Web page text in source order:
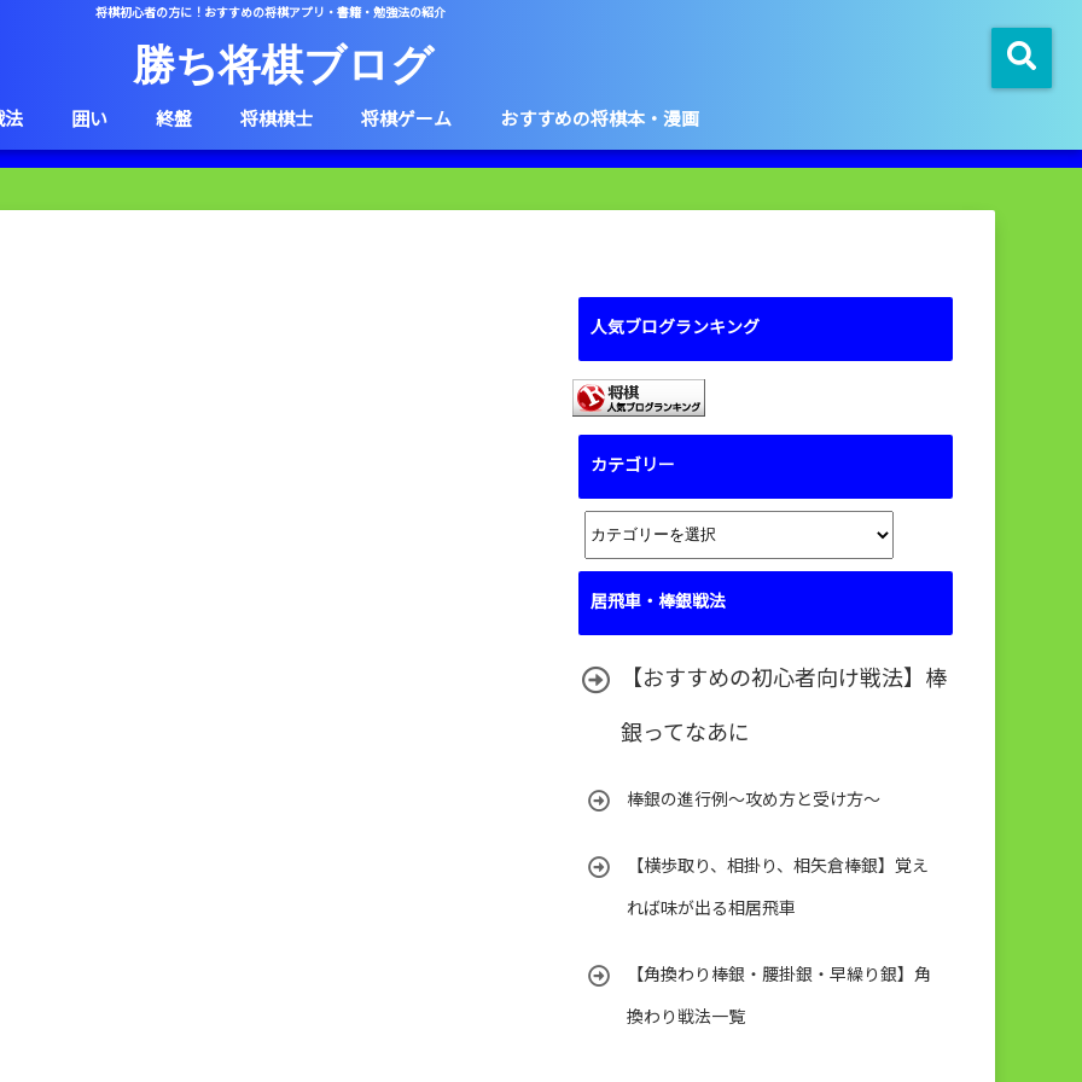
将棋初心者の方に！おすすめの将棋アプリ・書籍・勉強法の紹介
勝ち将棋ブログ
法 囲い 終盤 将棋棋士 将棋ゲーム おすすめの将棋本・漫画
人気ブログランキング
カテゴリー
テ
居飛車・棒銀戦法
【おすすめの初心者向け戦法】棒
銀ってなあに
棒銀の進行例～攻め方と受け方～
【横歩取り、相掛り、相矢倉棒銀】覚え
れば味が出る相居飛車
【角換わり棒銀・腰掛銀・早繰り銀】角
換わり戦法一覧